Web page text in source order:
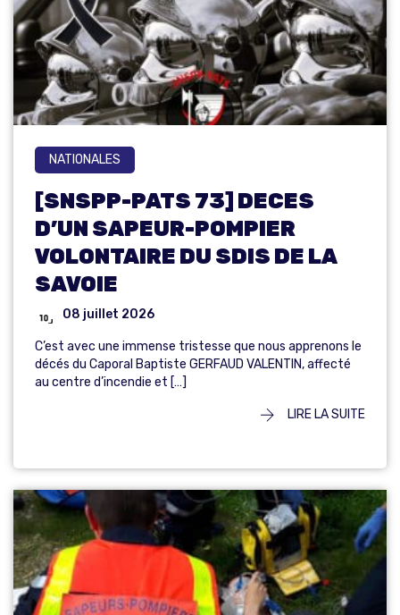
NATIONALES
[SNSPP-PATS 73] DECES
D’UN SAPEUR-POMPIER
VOLONTAIRE DU SDIS DE LA
SAVOIE
08 juillet 2026
C’est avec une immense tristesse que nous apprenons le
décés du Caporal Baptiste GERFAUD VALENTIN, affecté
au centre d’incendie et […]
LIRE LA SUITE